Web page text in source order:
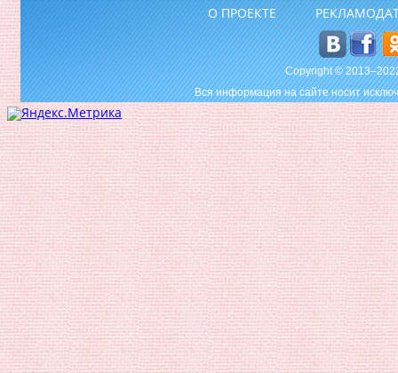
О ПРОЕКТЕ
Copyright ©
Вся информация на сайте носит